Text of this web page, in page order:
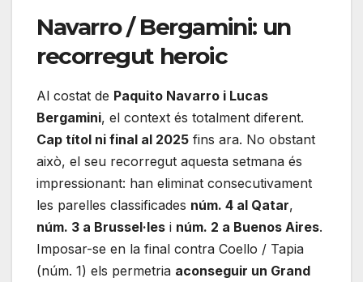
Navarro / Bergamini: un
recorregut heroic
Al costat de Paquito Navarro i Lucas
Bergamini, el context és totalment diferent.
Cap títol ni final al 2025 fins ara. No obstant
això, el seu recorregut aquesta setmana és
impressionant: han eliminat consecutivament
les parelles classificades núm. 4 al Qatar,
núm. 3 a Brussel·les i núm. 2 a Buenos Aires.
Imposar-se en la final contra Coello / Tapia
(núm. 1) els permetria aconseguir un Grand